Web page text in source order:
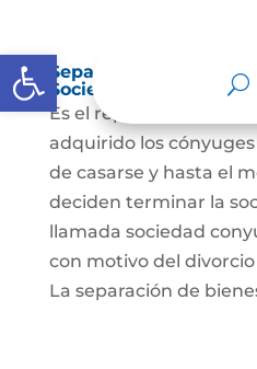
Abrir barra de herramientas
Separación de Bienes
Sociedad Conyugal
Es el reparto de los
adquirido los
de casarse y hasta el
deciden terminar la
llamada sociedad
con motivo del
La separación de